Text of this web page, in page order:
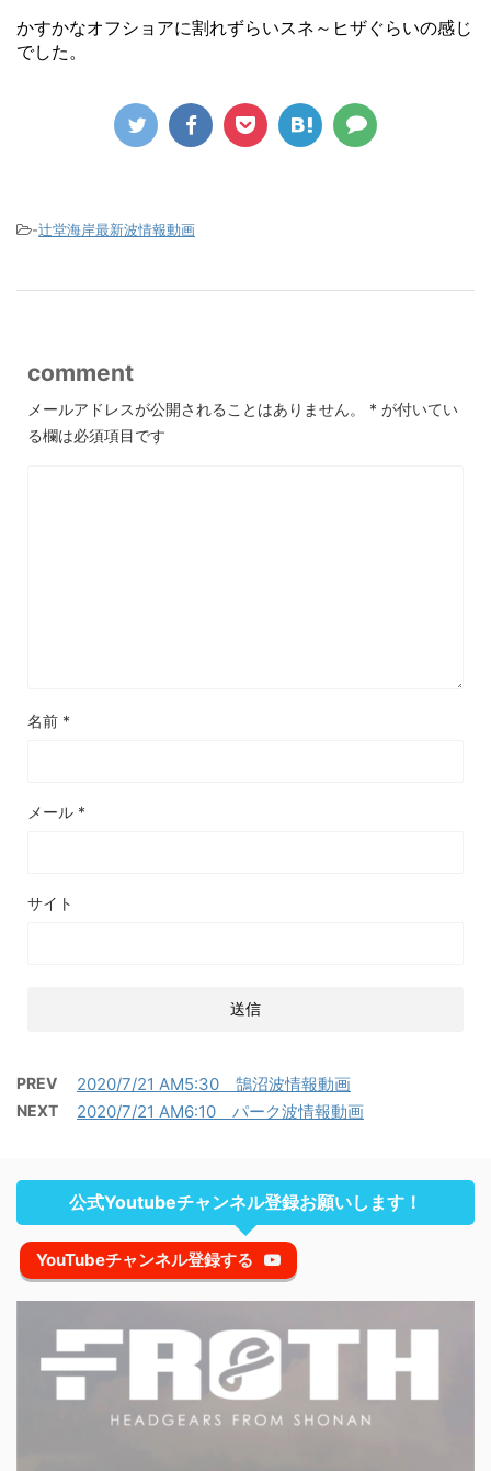
かすかなオフショアに割れずらいスネ～ヒザぐらいの感じ
でした。
-辻堂海岸最新波情報動画
comment
メールアドレスが公開されることはありません。 * が付いてい
る欄は必須項目です
名前 *
メール *
サイト
PREV 2020/7/21 AM5:30 鵠沼波情報動画
NEXT 2020/7/21 AM6:10 パーク波情報動画
公式Youtubeチャンネル登録お願いします！
YouTubeチャンネル登録する